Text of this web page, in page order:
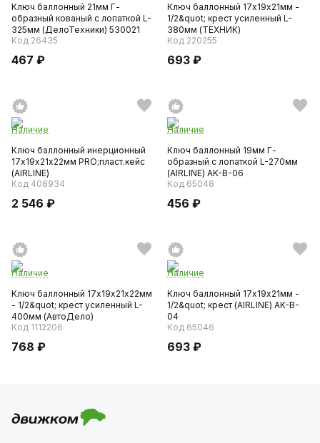
Ключ баллонный 21мм Г-
образный кованый с лопаткой L-
325мм (ДелоТехники) 530021
Код 26435
467 ₽
Ключ баллонный 17х19х21мм -
1/2&quot; крест усиленный L-
380мм (ТЕХНИК)
Код 220255
693 ₽
Наличие
Ключ баллонный инерционный
17х19х21х22мм PRO;пласт.кейс
(AIRLINE)
Код 408934
2 546 ₽
Наличие
Ключ баллонный 19мм Г-
образный с лопаткой L-270мм
(AIRLINE) AK-B-06
Код 65048
456 ₽
Наличие
Ключ баллонный 17х19х21х22мм
- 1/2&quot; крест усиленный L-
400мм (АвтоДело)
Код 1112206
768 ₽
Наличие
Ключ баллонный 17х19х21мм -
1/2&quot; крест (AIRLINE) AK-B-
04
Код 65046
693 ₽